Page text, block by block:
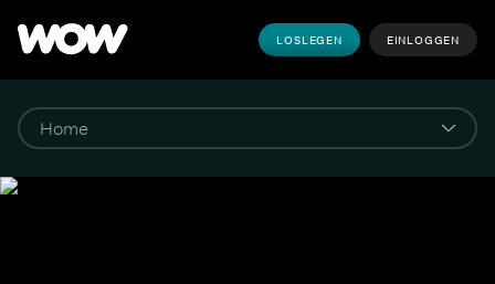
LOSLEGEN EINLOGGEN